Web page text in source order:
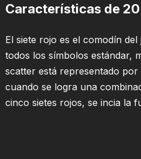
Características de
El siete rojo es el comodín
todos los símbolos estándar,
scatter está representado
cuando se logra una
cinco sietes rojos, se incia la